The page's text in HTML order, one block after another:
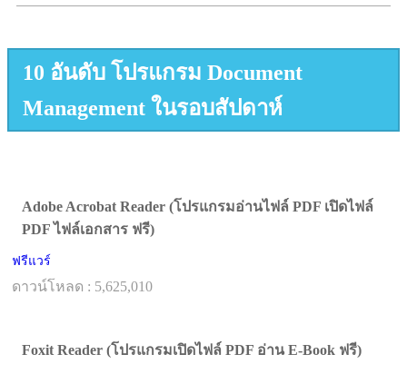
10 อันดับ โปรแกรม Document
Management ในรอบสัปดาห์
Adobe Acrobat Reader (โปรแกรมอ่านไฟล์ PDF เปิดไฟล์
PDF ไฟล์เอกสาร ฟรี)
ฟรีแวร์
ดาวน์โหลด : 5,625,010
Foxit Reader (โปรแกรมเปิดไฟล์ PDF อ่าน E-Book ฟรี)